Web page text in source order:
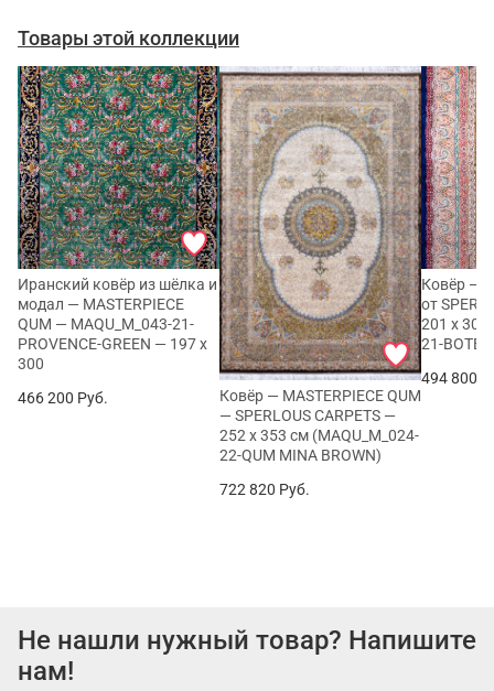
Товары этой коллекции
Иранский ковёр из шёлка и
модал — MASTERPIECE
QUM — MAQU_M_043-21-
PROVENCE-GREEN — 197 x
300
466 200 Руб.
Ковёр — MASTERPIECE QUM
— SPERLOUS CARPETS —
252 x 353 см (MAQU_M_024-
22-QUM MINA BROWN)
722 820 Руб.
Ковёр —
от
201 x 302
21-
494 800
Не нашли нужный товар? Напишите
нам!